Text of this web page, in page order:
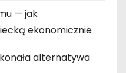
— jak
ekonomicznie
alternatywa